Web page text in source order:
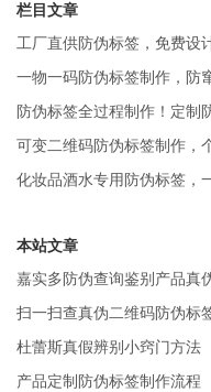
栏目文章
工厂直供防伪标签，免费设
一物一码防伪标签制作，防
防伪标签全过程制作！定制
可变二维码防伪标签制作，
化妆品酒水专用防伪标签，
本站文章
嘉实多防伪查询鉴别产品真
扫一扫查真伪二维码防伪标
杜蕾斯真假辨别小窍门方法
产品定制防伪标签制作流程